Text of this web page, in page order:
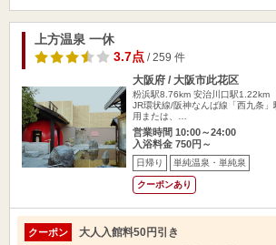
上方温泉 一休
3.7点/ 259 件
大阪府 / 大阪市此花区
粉浜駅8.76km 安治川口駅1.22km
JR環状線/阪神なんば線「西九条」
用または、…
営業時間 10:00～24:00
入浴料金 750円～
日帰り 単純温泉・単純泉
クーポンあり
クーポン 大人入館料50円引き